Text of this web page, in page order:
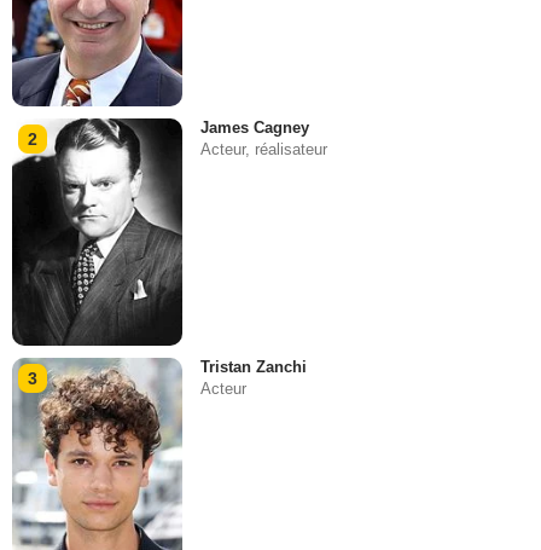
2
James Cagney
Acteur, réalisateur
3
Tristan Zanchi
Acteur